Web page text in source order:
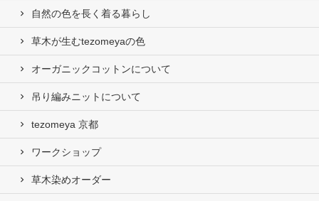
自然の⾊を⻑く着る暮らし
草木が生むtezomeyaの⾊
オーガニックコットンについて
吊り編みニットについて
tezomeya 京都
ワークショップ
草木染めオーダー